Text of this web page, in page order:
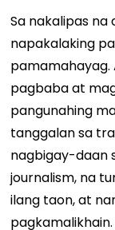
Sa nakalipas na
napakalaking
pamamahayag.
pagbaba at
pangunahing
tanggalan sa
nagbigay-daan
journalism, na
ilang taon, at